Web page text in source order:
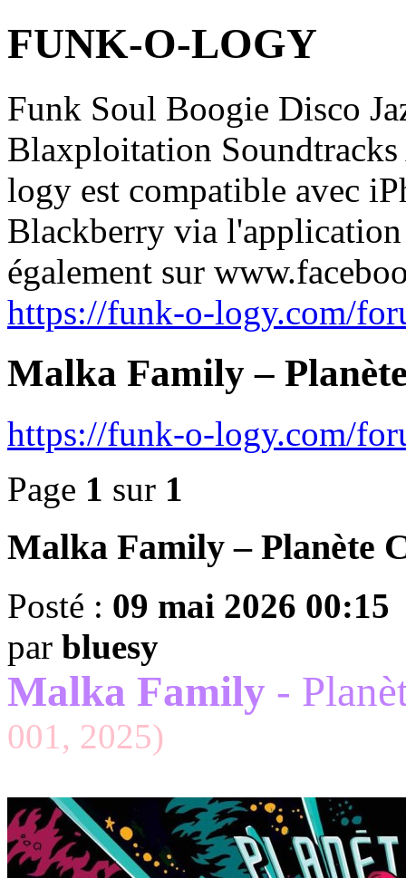
FUNK-O-LOGY
Funk Soul Boogie Disco
Blaxploitation
logy est compatible avec
Blackberry via
également sur
https://funk-o-logy.com/
Malka Family –
https://funk-o-logy.com/
Page 1 sur 1
Malka Family – Planète
Posté : 09 mai 2026 00:15
par bluesy
Malka Family -
001, 2025)